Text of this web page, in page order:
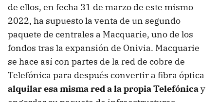
de ellos, en fecha 31 de marzo de este mismo
2022, ha supuesto la venta de un segundo
paquete de centrales a Macquarie, uno de los
fondos tras la expansión de Onivia. Macquarie
se hace así con partes de la red de cobre de
Telefónica para después convertir a fibra óptica
alquilar esa misma red a la propia Telefónicay